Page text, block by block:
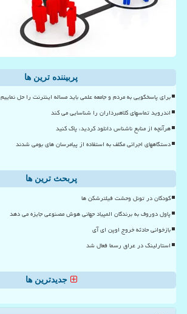
پربیننده ترین ها
برای پاسخگویی به مردم و جامعه علمی باید مساله اینترنت را حل نماییم
اندروید تماسهای کلاهبرداران را شناسایی می کند
هرآنچه از منابع ناشناس دانلود کردید، پاک کنید
دستگاههای اجرائی مکلف به استفاده از پیامرسان های بومی شدند
پربحث ترین ها
کودکان در تونل وحشت فیلترشکن ها
پاول دوروف به برندگان المپیاد جهانی هوش مصنوعی جایزه می دهد
بازخوانی حادثه خروج اوپن ای آی
استارلینک در عراق رسما فعال شد
جدیدترین ها